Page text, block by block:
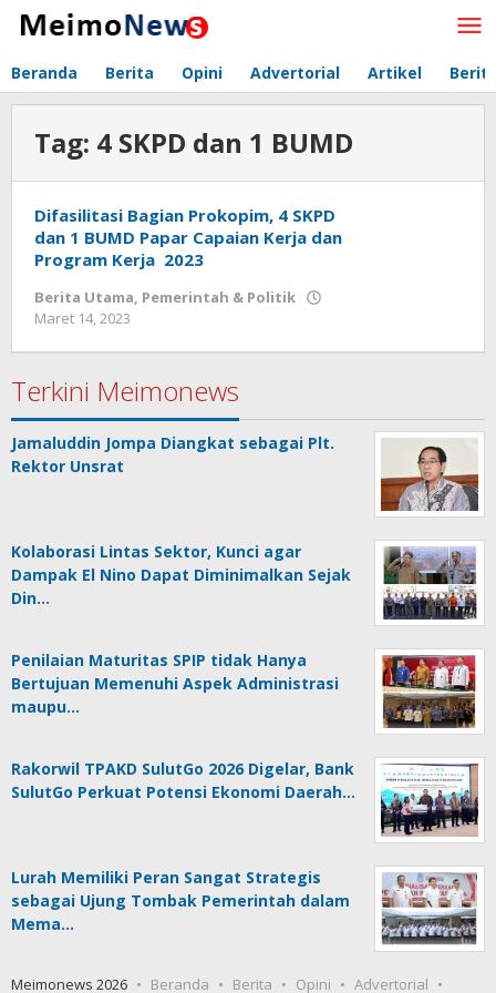
Lewati
Beranda Berita Opini Advertorial Artikel
Tag: 4 SKPD dan 1 BUMD
Difasilitasi Bagian Prokopim, 4 SKPD
dan 1 BUMD Papar Capaian Kerja dan
Program Kerja 2023
Berita Utama, Pemerintah & Politik
Maret 14, 2023
Terkini Meimonews
Jamaluddin Jompa Diangkat sebagai Plt.
Rektor Unsrat
Kolaborasi Lintas Sektor, Kunci agar
Dampak El Nino Dapat Diminimalkan Sejak
Din…
Penilaian Maturitas SPIP tidak Hanya
Bertujuan Memenuhi Aspek Administrasi
maupu…
Rakorwil TPAKD SulutGo 2026 Digelar, Bank
SulutGo Perkuat Potensi Ekonomi Daerah…
Lurah Memiliki Peran Sangat Strategis
sebagai Ujung Tombak Pemerintah dalam
Mema…
Meimonews 2026 Beranda Berita Opini Advertorial